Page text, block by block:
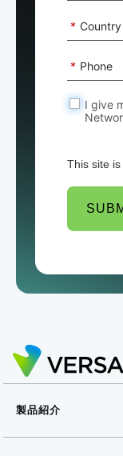
* Country
* Phone
I give
This site is
製品紹介